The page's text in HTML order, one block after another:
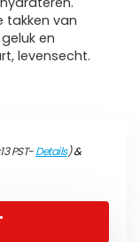
takken van
en
levensecht.
PST-Details)&